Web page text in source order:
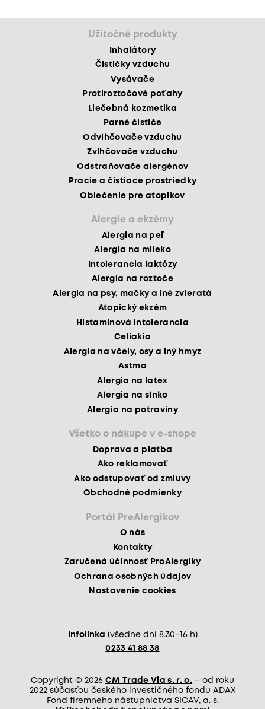
Užitočné produkty
Inhalátory
Čističky vzduchu
Vysávače
Protiroztočové poťahy
Liečebná kozmetika
Parné čističe
Odvlhčovače vzduchu
Zvlhčovače vzduchu
Odstraňovače alergénov
Pracie a čistiace prostriedky
Oblečenie pre atopikov
Alergie a ekzémy
Alergia na peľ
Alergia na mlieko
Intolerancia laktózy
Alergia na roztoče
Alergia na psy, mačky a iné zvieratá
Atopický ekzém
Histamínová intolerancia
Celiakia
Alergia na včely, osy a iný hmyz
Astma
Alergia na latex
Alergia na slnko
Alergia na potraviny
Všetko o nákupe v e-shope
Doprava a platba
Ako reklamovať
Ako odstupovať od zmluvy
Obchodné podmienky
Portál PreAlergikov
O nás
Kontakty
Zaručená účinnosť ProAlergiky
Ochrana osobných údajov
Nastavenie cookies
Infolinka (všedné dni 8.30–16 h)
0233 41 88 38
Copyright © 2026 CM Trade Via s. r. o. – od roku
2022 súčasťou českého investičného fondu ADAX
Fond firemného nástupníctva SICAV, a. s.